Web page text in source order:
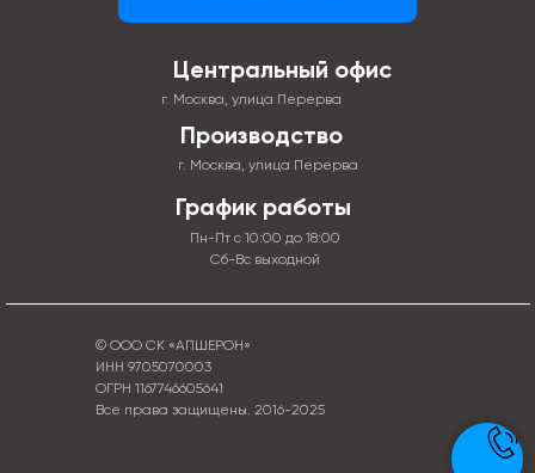
© ООО СК «АПШЕРОН»
ИНН 9705070003
ОГРН 1167746605641
Все права защищены. 2016-2025
Центральный офис
г. Москва, улица Перерва
График работы
Пн-Пт с 10:00 до 18:00
Сб-Вс выходной
Производство
г. Москва, улица Перерва